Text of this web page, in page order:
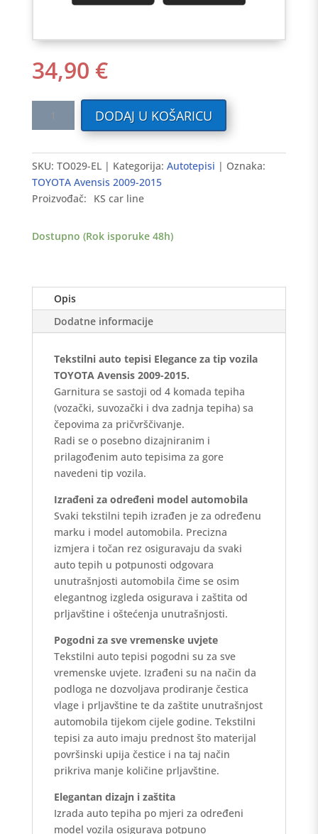
34,90 €
TOYOTA
Avensis
2009-
2015
Elegance
DODAJ U KOŠARICU
SKU: TO029-EL Kategorija: Autotepisi
Oznaka:
TOYOTA Avensis 2009-2015
Proizvođač:
KS car line
Dostupno (Rok isporuke 48h)
Opis
Dodatne informacije
Tekstilni auto tepisi Elegance za tip vozila
TOYOTA Avensis 2009-2015.
Garnitura se sastoji od 4 komada tepiha
(vozački, suvozački i dva zadnja tepiha) sa
čepovima za pričvrščivanje.
Radi se o posebno dizajniranim i
prilagođenim auto tepisima za gore
navedeni tip vozila.
Izrađeni za određeni model automobila
Svaki tekstilni tepih izrađen je za određenu
marku i model automobila. Precizna
izmjera i točan rez osiguravaju da svaki
auto tepih u potpunosti odgovara
unutrašnjosti automobila čime se osim
elegantnog izgleda osigurava i zaštita od
prljavštine i oštećenja unutrašnjosti.
Pogodni za sve vremenske uvjete
Tekstilni auto tepisi pogodni su za sve
vremenske uvjete. Izrađeni su na način da
podloga ne dozvoljava prodiranje čestica
vlage i prljavštine te da zaštite unutrašnjost
automobila tijekom cijele godine. Tekstilni
tepisi za auto imaju prednost što materijal
površinski upija čestice i na taj način
prikriva manje količine prljavštine.
Elegantan dizajn i zaštita
Izrada auto tepiha po mjeri za određeni
model vozila osigurava potpuno